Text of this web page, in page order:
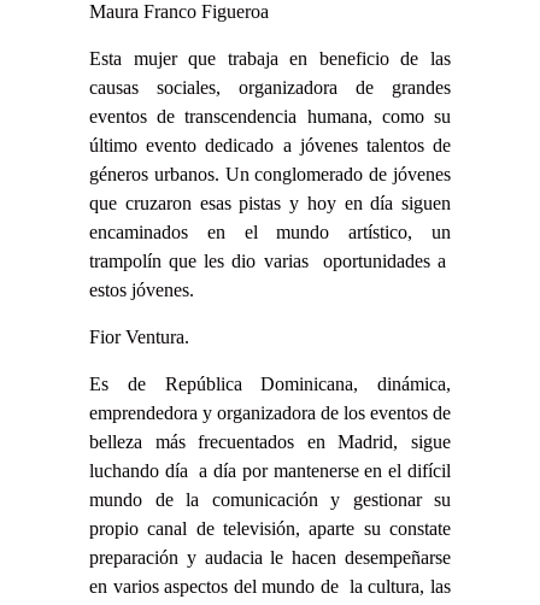
Maura Franco Figueroa
Esta mujer que trabaja en beneficio de las
causas sociales, organizadora de grandes
eventos de transcendencia humana, como su
último evento dedicado a jóvenes talentos de
géneros urbanos. Un conglomerado de jóvenes
que cruzaron esas pistas y hoy en día siguen
encaminados en el mundo artístico, un
trampolín que les dio varias oportunidades a
estos jóvenes.
Fior Ventura.
Es de República Dominicana, dinámica,
emprendedora y organizadora de los eventos de
belleza más frecuentados en Madrid, sigue
luchando día a día por mantenerse en el difícil
mundo de la comunicación y gestionar su
propio canal de televisión, aparte su constate
preparación y audacia le hacen desempeñarse
en varios aspectos del mundo de la cultura, las